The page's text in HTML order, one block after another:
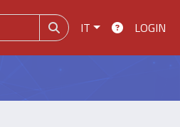
IT LOGIN